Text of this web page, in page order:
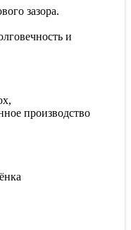
зазора.
и
производство